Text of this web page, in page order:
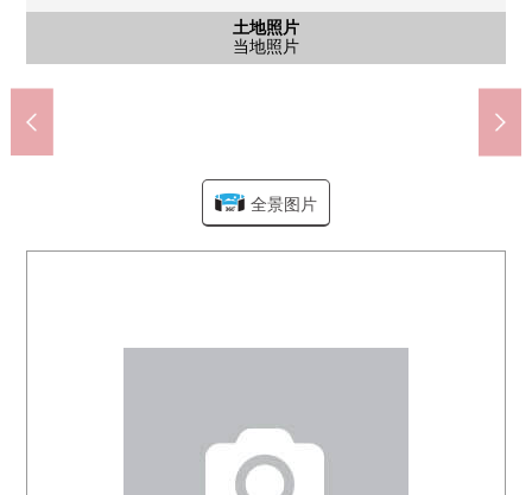
土地照片
当地照片
土地照片
当地照片
土地照片
当地照片
土地照片
当地照片
土地照片
当地照片
土地照片
当地照片
土地照片
当地照片
土地照片
当地照片
土地照片
当地照片
含有前面道路的外观
前面道路
含有前面道路的外观
前面道路
含有前面道路的外观
前面道路
大地罗姆电子食物市场沼南商店(约550m)
柏市立大津丘中学(约350m)
Welcia沼南商店(约560m)
Big-A大津丘商店(约650m)
柏市立大津丘第一小学(约1170m)
全景图片